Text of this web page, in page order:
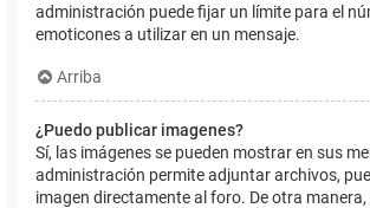
administración puede fijar un límite para el
emoticones a utilizar en un mensaje.
Arriba
¿Puedo publicar imagenes?
Sí, las imágenes se pueden mostrar en sus
administración permite adjuntar archivos,
imagen directamente al foro. De otra